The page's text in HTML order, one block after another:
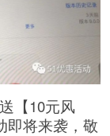
【10元风
即将来袭，敬